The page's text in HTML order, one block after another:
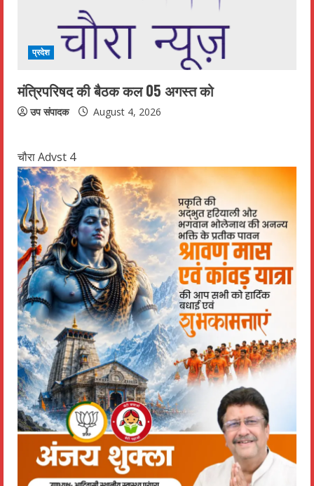
प्रदेश
मंत्रिपरिषद की बैठक कल 05 अगस्त को
उप संपादक August 4, 2026
चौरा Advst 4